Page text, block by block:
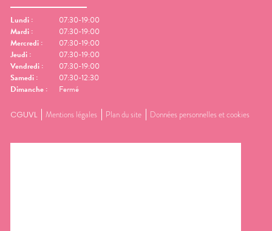
Lundi :
07:30-19:00
Mardi :
07:30-19:00
Mercredi :
07:30-19:00
Jeudi :
07:30-19:00
Vendredi :
07:30-19:00
Samedi :
07:30-12:30
Dimanche : Fermé
CGUVL Mentions légales Plan du site Données personnelles et cookies